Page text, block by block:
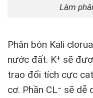
Làm
Phân bón Kali
nước đất. K⁺ sẽ
trao đổi tích cực
cơ. Phần CL⁻ sẽ